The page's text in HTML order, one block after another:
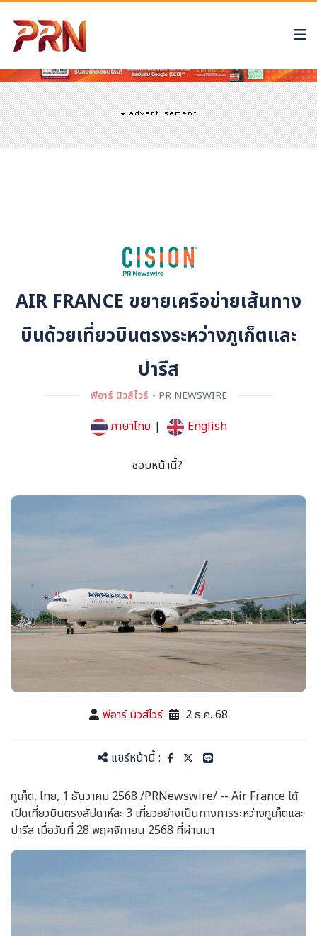
AIR FRANCE ขยายเครือข่ายเส้นทาง
บินด้วยเที่ยวบินตรงระหว่างภูเก็ตและ
ปารีส
พีอาร์ นิวส์ไวร์ PR NEWSWIRE
ภาษาไทย | English
ชอบหน้านี้?
พีอาร์ นิวส์ไวร์ 2 ธ.ค. 68
แชร์หน้านี้ :
ภูเก็ต, ไทย, 1 ธันวาคม 2568 /PRNewswire/ -- Air Franceได้
เปิดเที่ยวบินตรงสัปดาห์ละ 3 เที่ยวอย่างเป็นทางการระหว่างภูเก็ตและ
ปารีส เมื่อวันที่ 28 พฤศจิกายน 2568 ที่ผ่านมา